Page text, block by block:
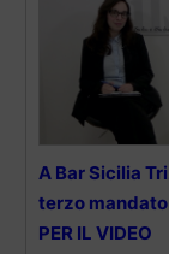
A Bar Sicilia
terzo
PER IL VIDEO